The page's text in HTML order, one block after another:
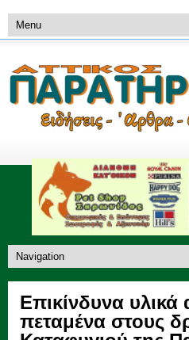
Επικίνδυνα υλικά
πεταμένα στους